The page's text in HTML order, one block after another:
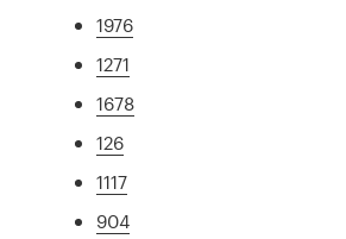
1976
1271
1678
126
1117
904